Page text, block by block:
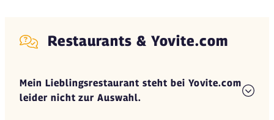
Restaurants & Yovite.com
Mein Lieblingsrestaurant steht bei Yovite.com
leider nicht zur Auswahl.